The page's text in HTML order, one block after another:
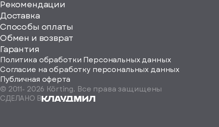
Рекомендации
Доставка
Способы оплаты
Обмен и возврат
Гарантия
Политика обработки Персональных данных
Согласие на обработку персональных данных
Публичная оферта
© 2011- 2026 Körting. Все права защищены
СДЕЛАНО В
Определить